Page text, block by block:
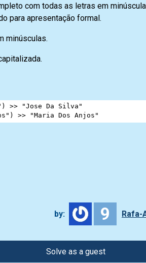
com todas as letras em
para apresentação formal.
minúsculas.
) >>
"Jose Da Silva"
) >> "Maria Dos Anjos"
by: 9
Solve as a guest